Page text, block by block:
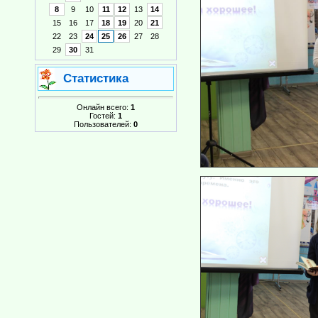
8 9 10 11 12 13
14
15
16 17 18 19 20
21
22
23 24 25 26 27
28
29
30 31
Статистика
Онлайн всего: 1
Гостей: 1
Пользователей: 0